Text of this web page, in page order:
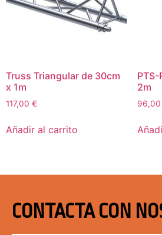
Truss Triangular de 30cm
x 1m
117,00 €
Añadir al carrito
2m
96,00
CONTACTA CON